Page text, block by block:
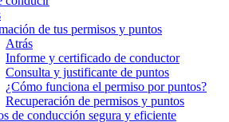
de tus permisos y puntos
Atrás
Informe y certificado de conductor
Consulta y justificante de puntos
¿Cómo funciona el permiso por puntos?
Recuperación de permisos y puntos
de conducción segura y eficiente